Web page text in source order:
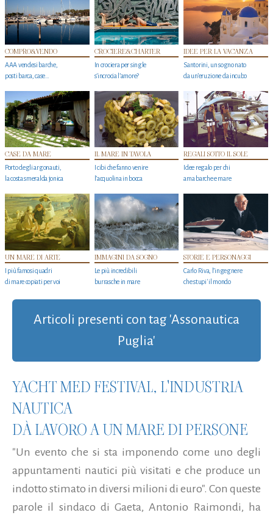
COMPRO&VENDO
AAA vendesi barche,
posti barca, case…
CROCIERE&CHARTER
In crociera per single
s'incrocia l’amore?
IDEE PER LA VACANZA
Santorini, un sogno nato
da un’eruzione da incubo
CASE DA MARE
Porto degli argonauti,
la costa smeralda jonica
IL MARE IN TAVOLA
I cibi che fanno venire
l’acquolina in bocca
REGALI SOTTO IL SOLE
Idee regalo per chi
ama barche e mare
UN MARE DI ARTE
I più famosi quadri
di mare copiati per voi
IMMAGINI DA SOGNO
Le più incredibili
burrasche in mare
STORIE E PERSONAGGI
Carlo Riva, l’ingegnere
che stupi' il mondo
Articoli presenti con tag 'Assonautica
Puglia'
YACHT MED FESTIVAL, L'INDUSTRIA
NAUTICA
DÀ LAVORO A UN MARE DI PERSONE
"Un evento che si sta imponendo come uno degli
appuntamenti nautici più visitati e che produce un
indotto stimato in diversi milioni di euro". Con queste
parole il sindaco di Gaeta, Antonio Raimondi, ha